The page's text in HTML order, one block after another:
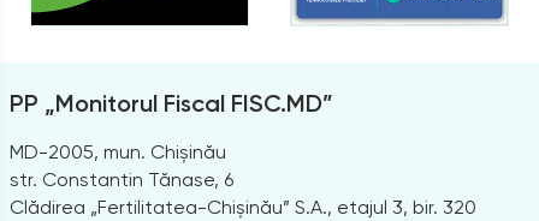
PP „Monitorul Fiscal FISC.MD”
MD-2005, mun. Chișinău
str. Constantin Tănase, 6
Clădirea „Fertilitatea-Chișinău” S.A., etajul 3, bir. 320